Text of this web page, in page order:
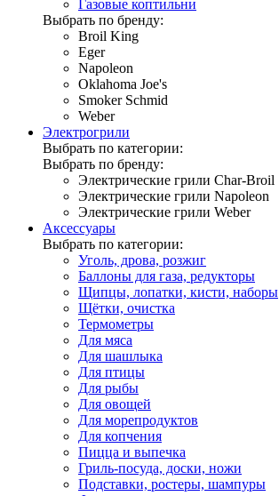
Газовые коптильни
Выбрать по бренду:
Broil King
Eger
Napoleon
Oklahoma Joe's
Smoker Schmid
Weber
Электрогрили
Выбрать по категории:
Выбрать по бренду:
Электрические грили Char-Broil
Электрические грили Napoleon
Электрические грили Weber
Аксессуары
Выбрать по категории:
Уголь, дрова, розжиг
Баллоны для газа, редукторы
Щипцы, лопатки, кисти, наборы
Щётки, очистка
Термометры
Для мяса
Для шашлыка
Для птицы
Для рыбы
Для овощей
Для морепродуктов
Для копчения
Пицца и выпечка
Гриль-посуда, доски, ножи
Подставки, ростеры, шампуры